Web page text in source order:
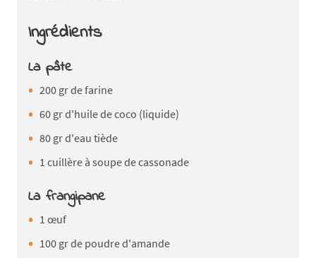
Ingrédients
La pâte
200 gr de farine
60 gr d'huile de coco (liquide)
80 gr d'eau tiède
1 cuillère à soupe de cassonade
La frangipane
1 œuf
100 gr de poudre d'amande